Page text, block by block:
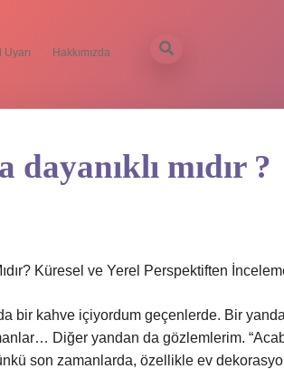
Uyarı Hakkımızda
dayanıklı mıdır ?
Küresel ve Yerel Perspektiften
bir kahve içiyordum geçenlerde. Bir
Diğer yandan da gözlemlerim.
son zamanlarda, özellikle ev